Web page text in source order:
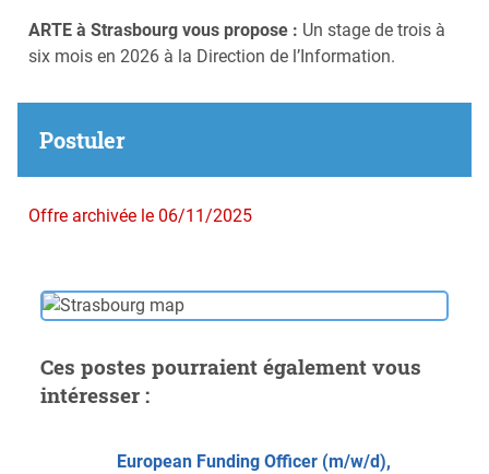
ARTE à Strasbourg vous propose : Un stage de trois à
six mois en 2026 à la Direction de l’Information.
Postuler
Offre archivée le 06/11/2025
Ces postes pourraient également vous
intéresser :
European Funding Officer (m/w/d),